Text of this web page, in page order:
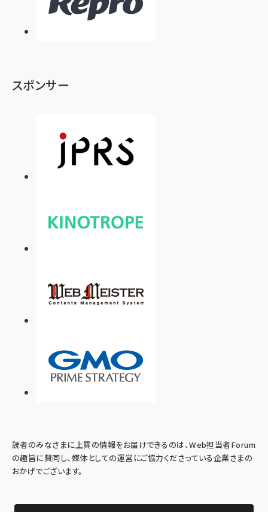
スポンサー
読者のみなさまに上質の情報をお届けできるのは、Web担当者Forum
の趣旨に賛同し、媒体としての運営にご協力くださっている企業さまの
おかげでございます。